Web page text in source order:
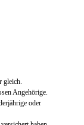
gleich.
Angehörige.
oder